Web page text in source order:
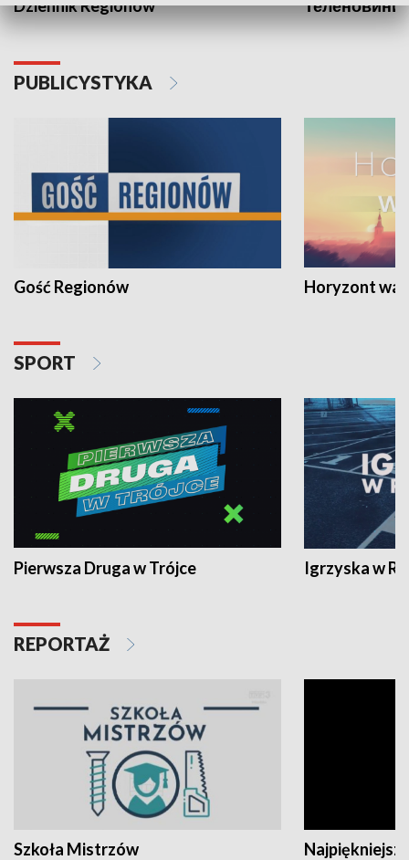
Dziennik Regionów Теленовини
PUBLICYSTYKA
Gość Regionów Horyzont
SPORT
Pierwsza Druga w Trójce Igrzyska w
REPORTAŻ
Szkoła Mistrzów